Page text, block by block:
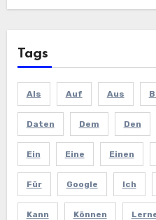
Tags
Als Auf Aus
Daten Dem Den
Ein Eine Einen
Für Google Ich
Kann Können